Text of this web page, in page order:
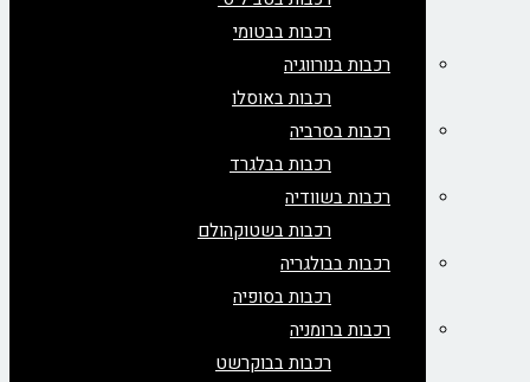
רכבות בבטומי
רכבות בנורווגיה
רכבות באוסלו
רכבות בסרביה
רכבות בבלגרד
רכבות בשוודיה
רכבות בשטוקהולם
רכבות בבולגריה
רכבות בסופיה
רכבות ברומניה
רכבות בבוקרשט